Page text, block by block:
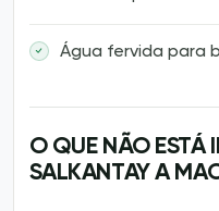
Água fervida para
O QUE NÃO ESTÁ
SALKANTAY A